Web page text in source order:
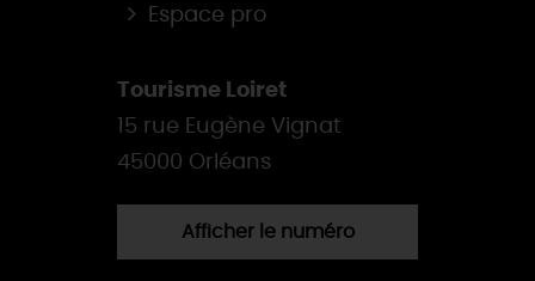
Espace pro
Tourisme Loiret
15 rue Eugène Vignat
45000 Orléans
Afficher le numéro